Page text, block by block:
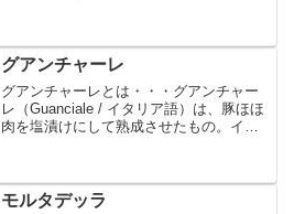
造する過程で生じた乳清（ホエイ）を加
熱して煮詰めて作る...
グアンチャーレ
グアンチャーレとは・・・グアンチャー
レ（Guanciale / イタリア語）は、豚ほほ
肉を塩漬けにして熟成させたもの。イタ
も多い。パ...
モルタデッラ